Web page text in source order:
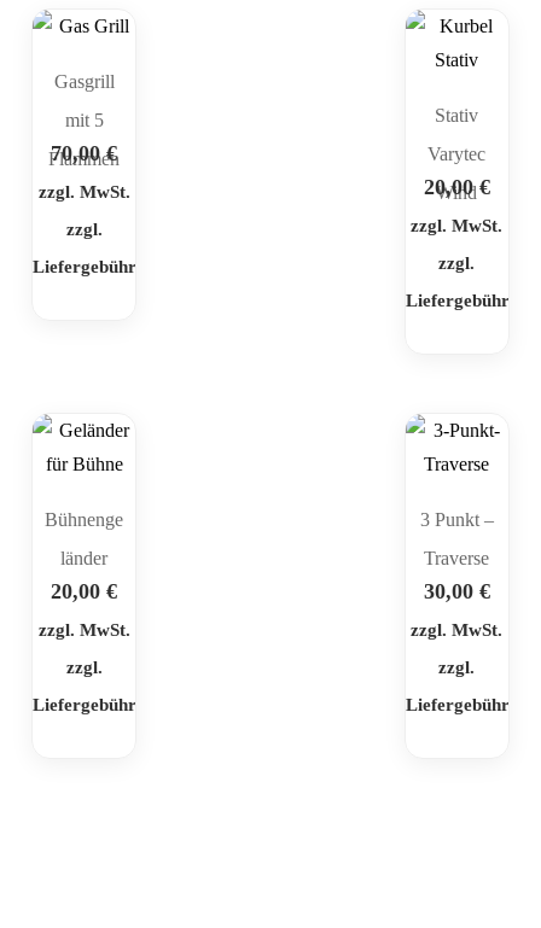
Gasgrill
mit 5
Flammen
70,00€
zzgl. MwSt.
zzgl.
Liefergebühr
Stativ
Varytec
Wind
20,00€
zzgl. MwSt.
zzgl.
Liefergebühr
Bühnenge
länder
20,00€
zzgl. MwSt.
zzgl.
Liefergebühr
3 Punkt –
Traverse
30,00 €
zzgl. MwSt.
zzgl.
Liefergebühr